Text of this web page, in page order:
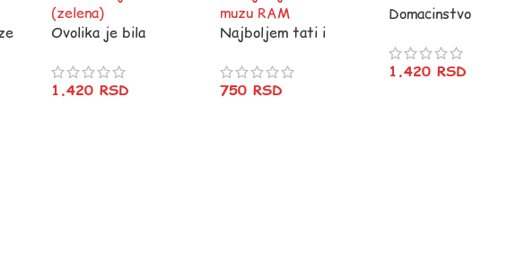
Ovolika je bila
1.420 RSD
Najboljem tati i
750 RSD
Domacinstvo
1.420RSD